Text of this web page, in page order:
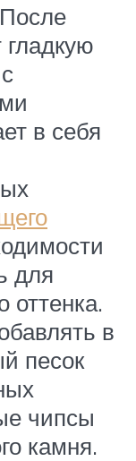
в себя
для
оттенка.
в
песок
чипсы
камня.